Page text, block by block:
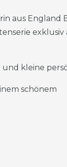
aus England
exklusiv
kleine
schönem